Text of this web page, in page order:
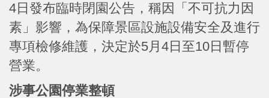
4日發布臨時閉園公告，稱因「不可抗力因
素」影響，為保障景區設施設備安全及進行
專項檢修維護，決定於5月4日至10日暫停
營業。
涉事公園停業整頓